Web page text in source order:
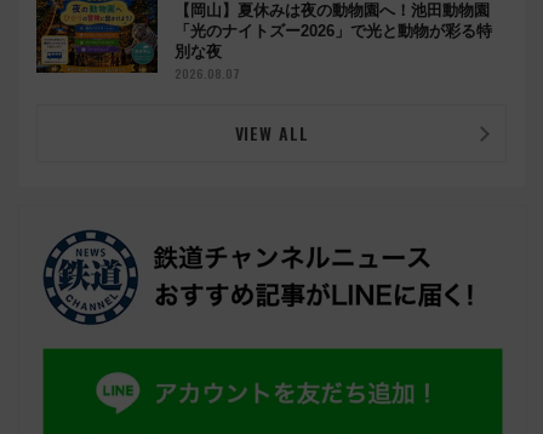
【岡山】夏休みは夜の動物園へ！池田動物園
「光のナイトズー2026」で光と動物が彩る特
別な夜
2026.08.07
VIEW ALL